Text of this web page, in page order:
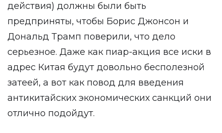
действия) должны были быть
предприняты, чтобы Борис Джонсон и
Дональд Трамп поверили, что дело
серьезное. Даже как пиар-акция все иски в
адрес Китая будут довольно бесполезной
затеей, а вот как повод для введения
антикитайских экономических санкций они
отлично подойдут.